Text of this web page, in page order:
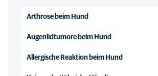
Arthrose beim Hund
Augenlidtumore beim Hund
Allergische Reaktion beim Hund